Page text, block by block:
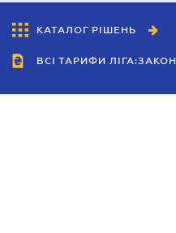
КАТАЛОГ РІШЕНЬ
ВСІ ТАРИФИ ЛІГА:ЗАКОН